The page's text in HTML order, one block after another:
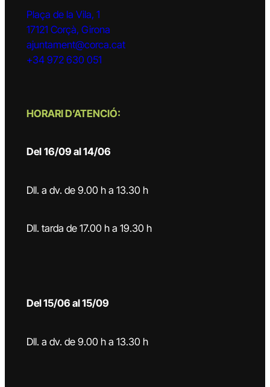
Plaça de la Vila, 1
17121 Corçà, Girona
ajuntament@corca.cat
+34 972 630 051
HORARI D’ATENCIÓ:
Del 16/09 al 14/06
Dll. a dv. de 9.00 h a 13.30 h
Dll. tarda de 17.00 h a 19.30 h
Del 15/06 al 15/09
Dll. a dv. de 9.00 h a 13.30 h